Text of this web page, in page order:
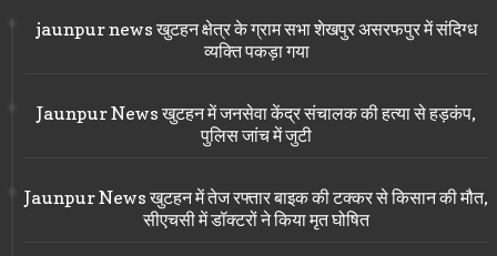
jaunpur news खुटहन क्षेत्र के ग्राम सभा शेखपुर असरफपुर में संदिग्ध
व्यक्ति पकड़ा गया
Jaunpur News खुटहन में जनसेवा केंद्र संचालक की हत्या से हड़कंप,
पुलिस जांच में जुटी
Jaunpur News खुटहन में तेज रफ्तार बाइक की टक्कर से किसान की मौत,
सीएचसी में डॉक्टरों ने किया मृत घोषित